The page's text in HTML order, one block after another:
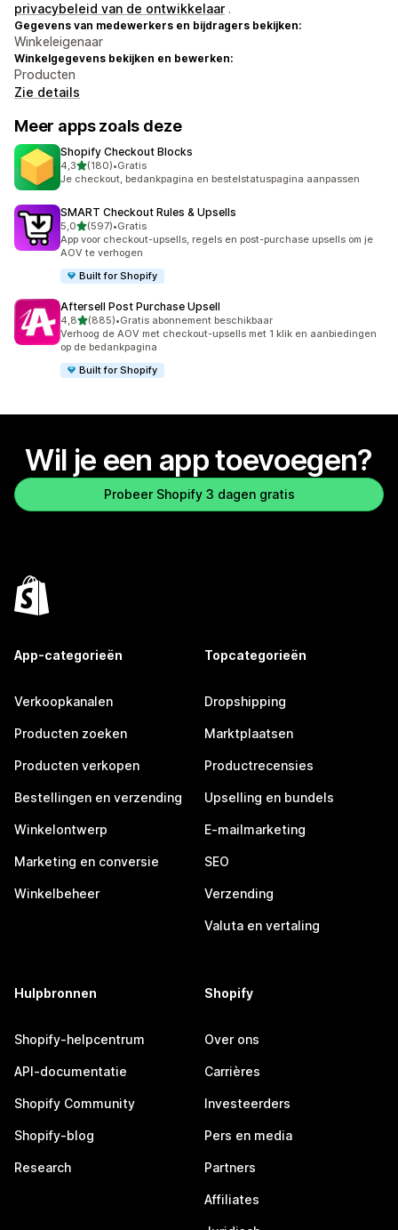
privacybeleid van de ontwikkelaar .
Gegevens van medewerkers en bijdragers bekijken:
Winkeleigenaar
Winkelgegevens bekijken en bewerken:
Producten
Zie details
Meer apps zoals deze
Shopify Checkout Blocks
4,3van 5 sterren
(180)
180 recensies in totaal
•Gratis
Je checkout, bedankpagina en bestelstatuspagina aanpassen
SMART Checkout Rules & Upsells
5,0van 5 sterren
(597)
597 recensies in totaal
•Gratis
App voor checkout-upsells, regels en post-purchase upsells om je
AOV te verhogen
Built for Shopify
Aftersell Post Purchase Upsell
4,8van 5 sterren
(885)
885 recensies in totaal
•Gratis abonnement beschikbaar
Verhoog de AOV met checkout-upsells met 1 klik en aanbiedingen
op de bedankpagina
Built for Shopify
Wil je een app toevoegen?
Probeer Shopify 3 dagen gratis
App-categorieën
Verkoopkanalen
Producten zoeken
Producten verkopen
Bestellingen en verzending
Winkelontwerp
Marketing en conversie
Winkelbeheer
Topcategorieën
Dropshipping
Marktplaatsen
Productrecensies
Upselling en bundels
E-mailmarketing
SEO
Verzending
Valuta en vertaling
Hulpbronnen
Shopify-helpcentrum
API-documentatie
Shopify Community
Shopify-blog
Research
Shopify
Over ons
Carrières
Investeerders
Pers en media
Partners
Affiliates